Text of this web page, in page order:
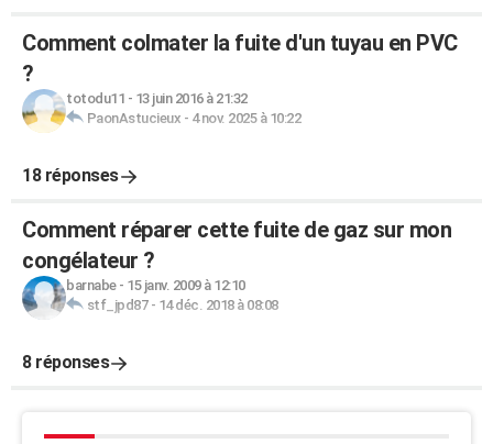
Comment colmater la fuite d'un tuyau en PVC
?
totodu11 - 13 juin 2016 à 21:32
PaonAstucieux - 4 nov. 2025 à 10:22
18 réponses
Comment réparer cette fuite de gaz sur mon
congélateur ?
barnabe- 15 janv. 2009 à 12:10
stf_jpd87- 14 déc. 2018 à 08:08
8 réponses